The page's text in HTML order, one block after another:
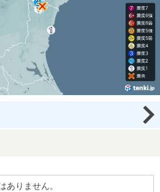
ありません。